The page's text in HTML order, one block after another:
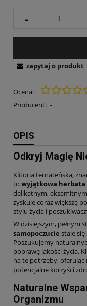
-
Ocena:
Producent: -
zapytaj o produkt
OPIS
Odkryj Magię
Klitoria ternateńska,
to wyjątkowa herbata
delikatnym,
zyskuje coraz większą
stylu życia i
W dzisiejszym, pełnym
samopoczucie staje
Poszukujemy
poprawę jakości życia.
na te potrzeby,
potencjalne korzyści
Naturalne
Organizmu